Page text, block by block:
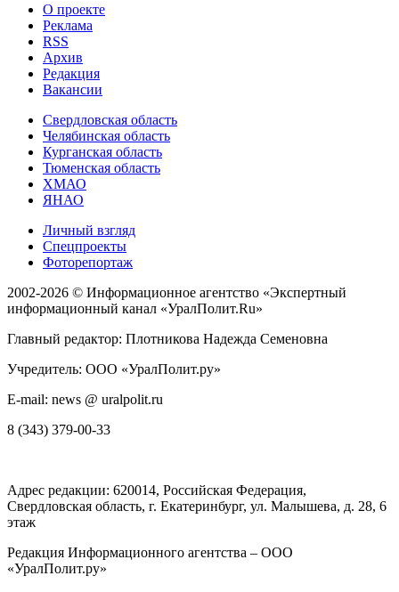
О проекте
Реклама
RSS
Архив
Редакция
Вакансии
Свердловская область
Челябинская область
Курганская область
Тюменская область
ХМАО
ЯНАО
Личный взгляд
Спецпроекты
Фоторепортаж
2002-2026 © Информационное агентство «Экспертный
информационный канал «УралПолит.Ru»
Главный редактор: Плотникова Надежда Семеновна
Учредитель: ООО «УралПолит.ру»
E-mail: news @ uralpolit.ru
8 (343) 379-00-33
Адрес редакции: 620014, Российская Федерация,
Свердловская область, г. Екатеринбург, ул. Малышева, д. 28, 6
этаж
Редакция Информационного агентства – ООО
«УралПолит.ру»